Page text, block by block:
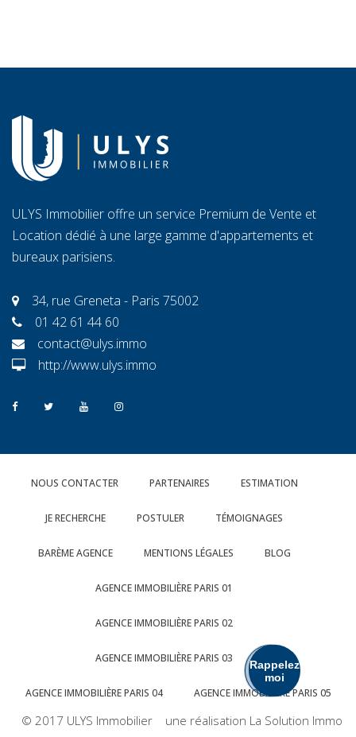
ULYS Immobilier offre un service Premium de Vente et
Location dédié à une large gamme d'appartements et
bureaux parisiens.
34, rue Greneta - Paris 75002
01 42 61 44 60
contact@ulys.immo
http://www.ulys.immo
NOUS CONTACTER PARTENAIRES ESTIMATION
JE RECHERCHE POSTULER TÉMOIGNAGES
BARÈME AGENCE MENTIONS LÉGALES BLOG
AGENCE IMMOBILIÈRE PARIS 01
AGENCE IMMOBILIÈRE PARIS 02
AGENCE IMMOBILIÈRE PARIS 03
AGENCE IMMOBILIÈRE PARIS 04 AGENCE IMMOBILIÈRE PARIS 05
© 2017 ULYS Immobilier une réalisation La Solution Immo
Rappelez
moi